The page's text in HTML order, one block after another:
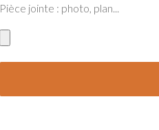
Pièce jointe : photo, plan...